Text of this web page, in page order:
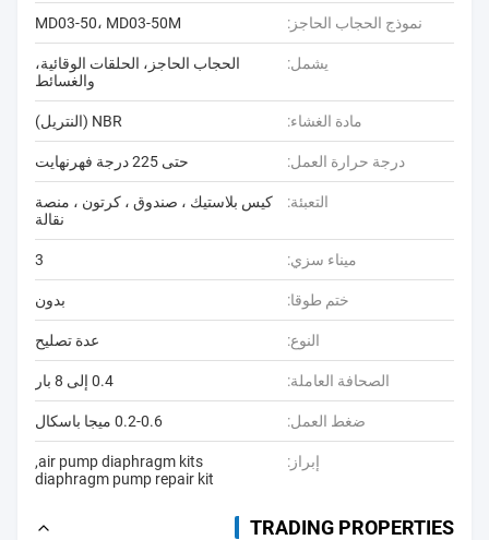
نموذج الحجاب الحاجز: MD03-50، MD03-50M
يشمل:
الحجاب الحاجز، الحلقات الوقائية،
والغسائط
مادة الغشاء: NBR (النتريل)
درجة حرارة العمل: حتى 225 درجة فهرنهايت
التعبئة:
كيس بلاستيك ، صندوق ، كرتون ، منصة
نقالة
ميناء سزي: 3
ختم طوقا: بدون
النوع: عدة تصليح
الصحافة العاملة: 0.4 إلى 8 بار
ضغط العمل: 0.2-0.6 ميجا باسكال
إبراز: air pump diaphragm kits
,
diaphragm pump repair kit
TRADING PROPERTIES